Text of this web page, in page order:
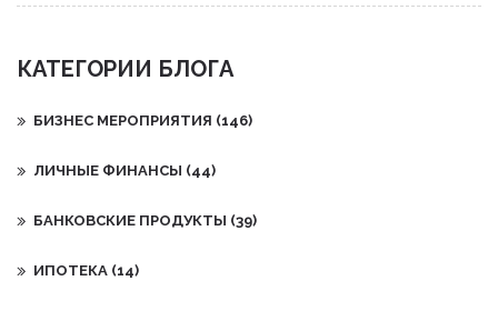
сделать ваше мероприятие незабываемым. Эта полезная
КАТЕГОРИИ БЛОГА
БИЗНЕС МЕРОПРИЯТИЯ (146)
ЛИЧНЫЕ ФИНАНСЫ (44)
БАНКОВСКИЕ ПРОДУКТЫ (39)
ИПОТЕКА (14)